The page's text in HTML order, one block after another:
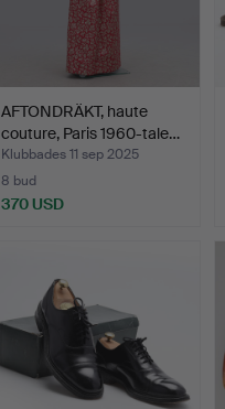
AFTONDRÄKT, haute
couture, Paris 1960-tale…
Klubbades 11 sep 2025
8 bud
370 USD